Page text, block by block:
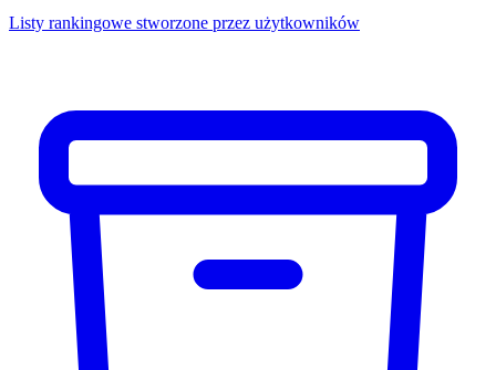
Listy rankingowe stworzone przez użytkowników